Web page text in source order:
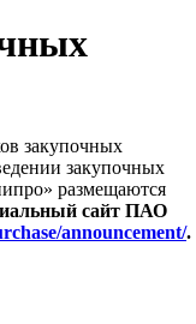
закупочных
закупочных
размещаются
сайт ПАО
announcement/.